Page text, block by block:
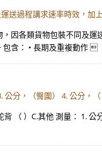
送過程講求速率時效，加
因各類貨物包裝不同及
包含： • 長期及重複動作 
公分，（臀圍） 4. 公分，（
背 （ ）C.其他 測量： 1.